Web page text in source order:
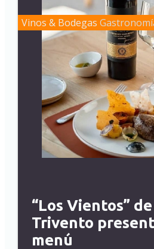
Vinos & Bodegas
“Los Vientos”
Trivento
menú